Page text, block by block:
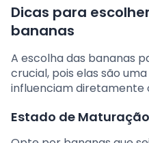
Dicas para
bananas
A escolha das bananas
crucial, pois elas são
influenciam diretamente
Estado de Maturação